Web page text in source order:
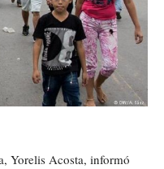
Yorelis Acosta, informó